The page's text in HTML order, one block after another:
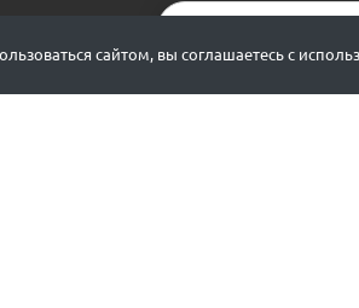
сайтом, вы соглашаетесь с